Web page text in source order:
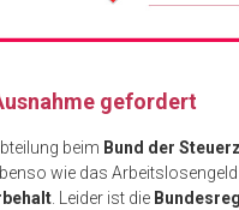
gefordert
beim Bund der
wie das
. Leider ist die